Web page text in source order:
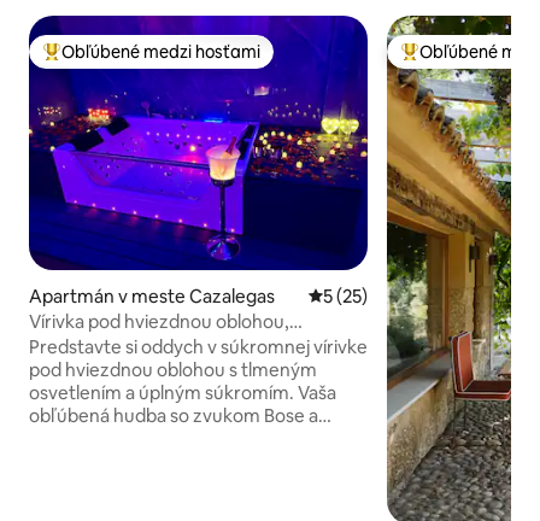
Najobľúbenejšie medzi hosťami
Obľúbené medzi hosťami
Apartmán v meste Cazalegas Priemerné ohodnotenie 5
5 (25)
Vírivka pod hviezdnou oblohou,
romantický výlet
Predstavte si oddych v súkromnej vírivke
pod hviezdnou oblohou s tlmeným
osvetlením a úplným súkromím. Vaša
obľúbená hudba so zvukom Bose a
Najobľúbenejšie
Obľúbené